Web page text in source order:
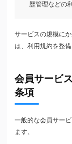
歴管理などの
サービスの規模に
は、利用規約を整
会員サービ
条項
一般的な会員サー
ます。